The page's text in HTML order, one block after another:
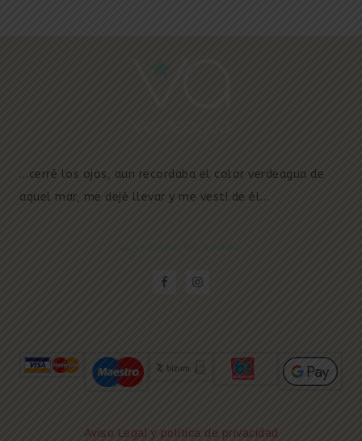
…cerré los ojos, aun recordaba el color verdeagua de
aquel mar, me dejé llevar y me vestí de él…
Aviso Legal y política de privacidad